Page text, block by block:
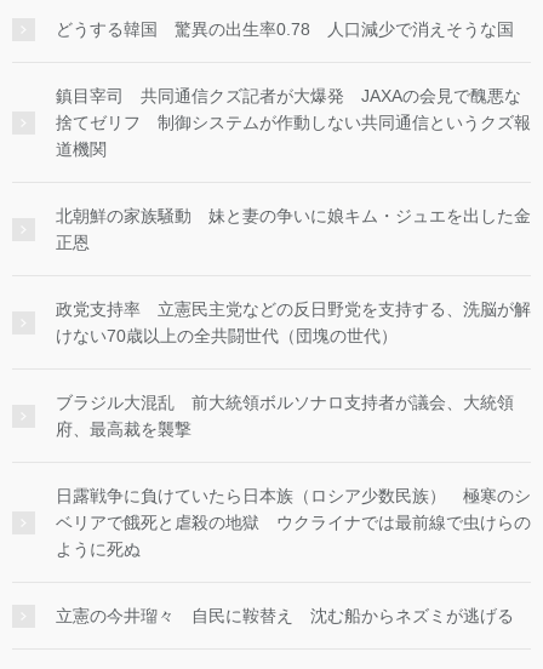
どうする韓国 驚異の出生率0.78 人口減少で消えそうな国
鎮目宰司 共同通信クズ記者が大爆発 JAXAの会見で醜悪な
捨てゼリフ 制御システムが作動しない共同通信というクズ報
道機関
北朝鮮の家族騒動 妹と妻の争いに娘キム・ジュエを出した金
正恩
政党支持率 立憲民主党などの反日野党を支持する、洗脳が解
けない70歳以上の全共闘世代（団塊の世代）
ブラジル大混乱 前大統領ボルソナロ支持者が議会、大統領
府、最高裁を襲撃
日露戦争に負けていたら日本族（ロシア少数民族） 極寒のシ
ベリアで餓死と虐殺の地獄 ウクライナでは最前線で虫けらの
ように死ぬ
立憲の今井瑠々 自民に鞍替え 沈む船からネズミが逃げる